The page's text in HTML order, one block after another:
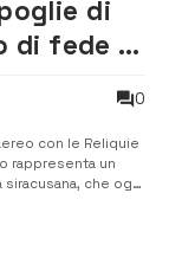
di
di fede e
0
con le Reliquie
rappresenta un
che ogni
evento